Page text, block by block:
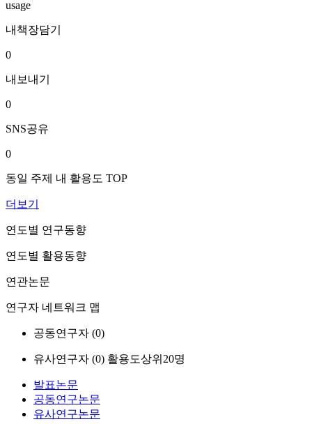
usage
내책장담기
0
내보내기
0
SNS공유
0
동일 주제 내 활용도 TOP
더보기
연도별 연구동향
연도별 활용동향
연관논문
연구자 네트워크 맵
공동연구자 (0)
유사연구자 (0) 활용도상위20명
발표논문
공동연구논문
유사연구논문